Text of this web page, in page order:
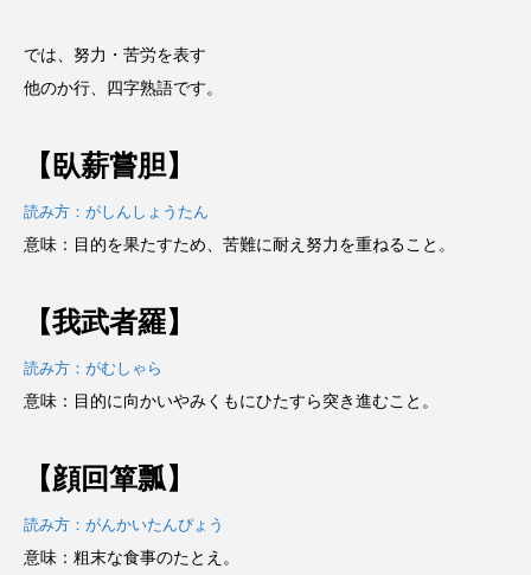
では、努力・苦労を表す
他のか行、四字熟語です。
【臥薪嘗胆】
読み方：がしんしょうたん
意味：目的を果たすため、苦難に耐え努力を重ねること。
【我武者羅】
読み方：がむしゃら
意味：目的に向かいやみくもにひたすら突き進むこと。
【顔回箪瓢】
読み方：がんかいたんぴょう
意味：粗末な食事のたとえ。